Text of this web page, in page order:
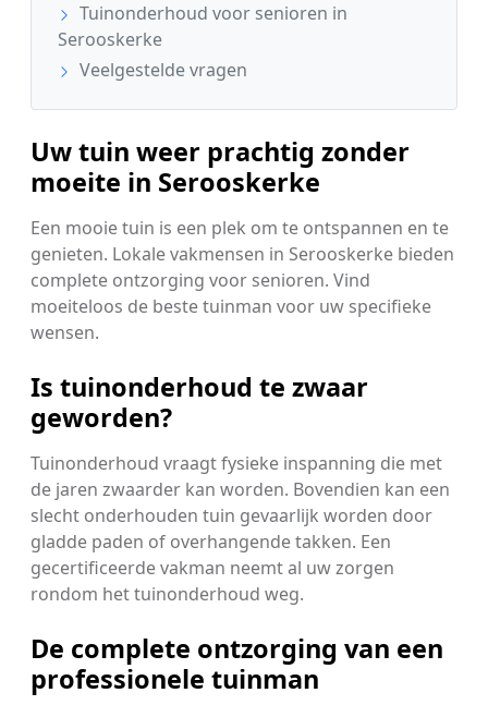
Tuinonderhoud voor senioren in
Serooskerke
Veelgestelde vragen
Uw tuin weer prachtig zonder
moeite in Serooskerke
Een mooie tuin is een plek om te ontspannen en te
genieten. Lokale vakmensen in Serooskerke bieden
complete ontzorging voor senioren. Vind
moeiteloos de beste tuinman voor uw specifieke
wensen.
Is tuinonderhoud te zwaar
geworden?
Tuinonderhoud vraagt fysieke inspanning die met
de jaren zwaarder kan worden. Bovendien kan een
slecht onderhouden tuin gevaarlijk worden door
gladde paden of overhangende takken. Een
gecertificeerde vakman neemt al uw zorgen
rondom het tuinonderhoud weg.
De complete ontzorging van een
professionele tuinman